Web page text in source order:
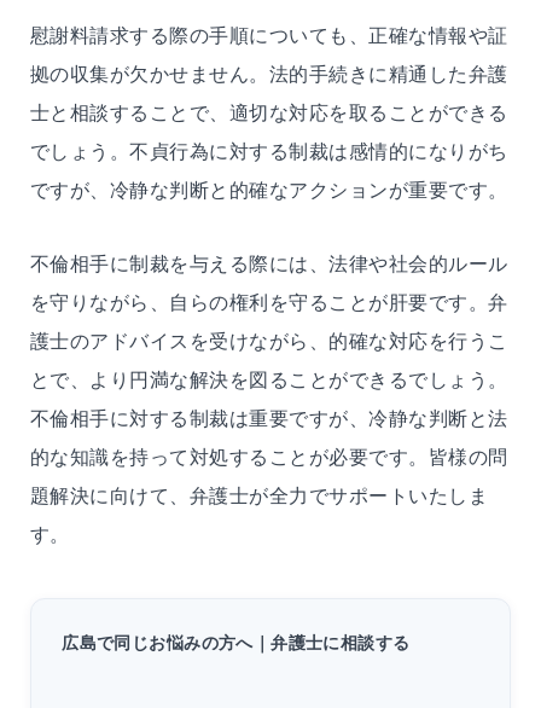
慰謝料請求する際の手順についても、正確な情報や証
拠の収集が欠かせません。法的手続きに精通した弁護
士と相談することで、適切な対応を取ることができる
でしょう。不貞行為に対する制裁は感情的になりがち
ですが、冷静な判断と的確なアクションが重要です。
不倫相手に制裁を与える際には、法律や社会的ルール
を守りながら、自らの権利を守ることが肝要です。弁
護士のアドバイスを受けながら、的確な対応を行うこ
とで、より円満な解決を図ることができるでしょう。
不倫相手に対する制裁は重要ですが、冷静な判断と法
的な知識を持って対処することが必要です。皆様の問
題解決に向けて、弁護士が全力でサポートいたしま
す。
広島で同じお悩みの方へ｜弁護士に相談する